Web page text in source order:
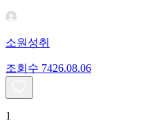
소원성취
조회수 7426.08.06
1